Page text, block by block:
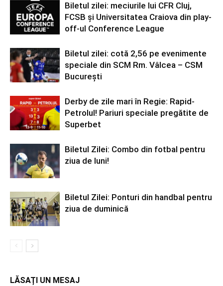
Biletul zilei: meciurile lui CFR Cluj,
FCSB și Universitatea Craiova din play-
off-ul Conference League
Biletul zilei: cotă 2,56 pe evenimente
speciale din SCM Rm. Vâlcea – CSM
București
Derby de zile mari în Regie: Rapid-
Petrolul! Pariuri speciale pregătite de
Superbet
Biletul Zilei: Combo din fotbal pentru
ziua de luni!
Biletul Zilei: Ponturi din handbal pentru
ziua de duminică
LĂSAȚI UN MESAJ